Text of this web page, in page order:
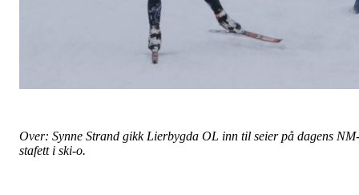
Over: Synne Strand gikk Lierbygda OL inn til seier på dagens NM-
stafett i ski-o.